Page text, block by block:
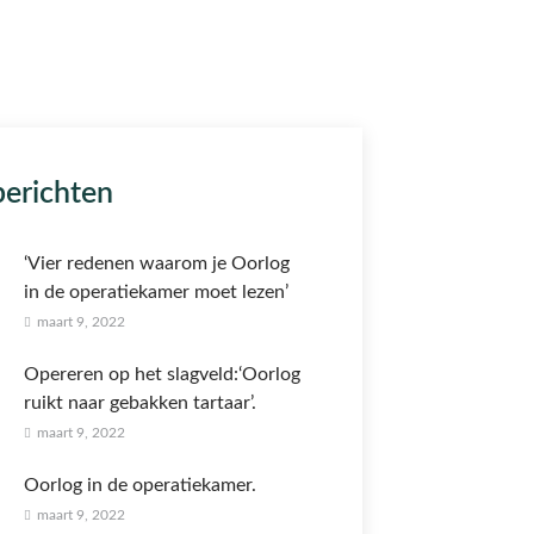
‘Vier redenen waarom je Oorlog
in de operatiekamer moet lezen’
maart 9, 2022
Opereren op het slagveld:‘Oorlog
ruikt naar gebakken tartaar’.
maart 9, 2022
Oorlog in de operatiekamer.
maart 9, 2022